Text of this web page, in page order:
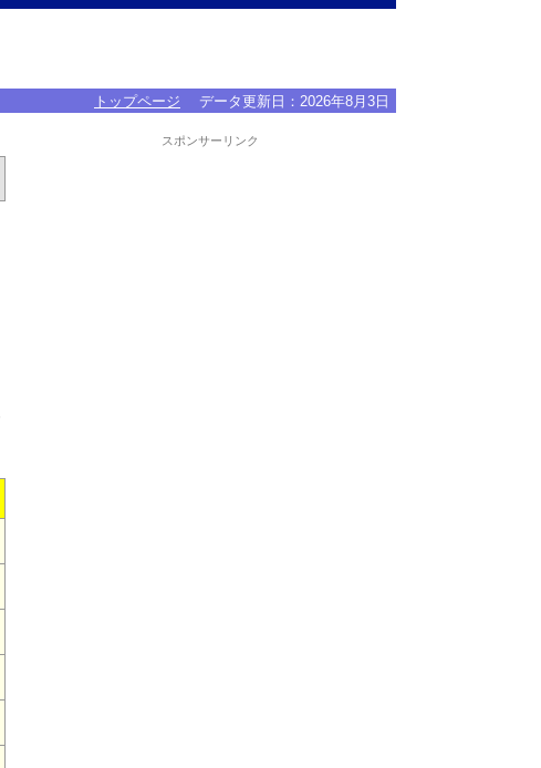
トップページ データ更新日： 2026年8月3日
スポンサーリンク